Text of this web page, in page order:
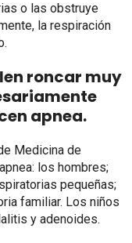
o las obstruye
la respiración
roncar muy
apnea.
Medicina de
los hombres;
pequeñas;
familiar. Los niños
y adenoides.